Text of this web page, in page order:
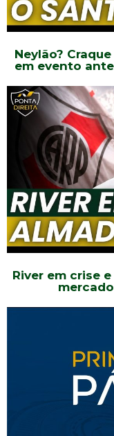
Neylão?
em evento
River em crise